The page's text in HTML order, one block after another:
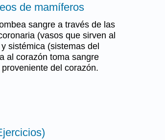
de mamíferos
sangre a través de las
(vasos que sirven al
sistémica (sistemas del
al corazón toma sangre
del corazón.